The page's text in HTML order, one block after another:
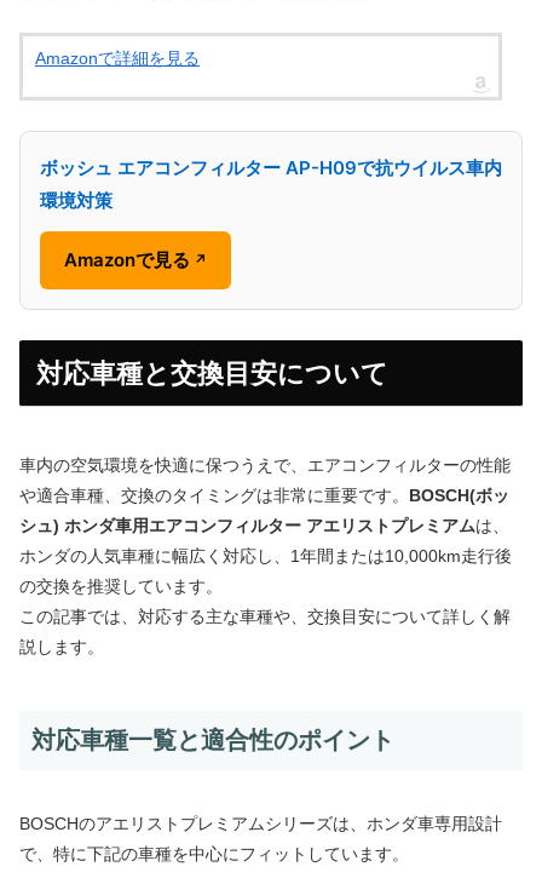
Amazonで詳細を見る
ボッシュ エアコンフィルター AP-H09で抗ウイルス車内
環境対策
Amazonで見る ↗
対応車種と交換目安について
車内の空気環境を快適に保つうえで、エアコンフィルターの性能
や適合車種、交換のタイミングは非常に重要です。 BOSCH(ボッ
シュ) ホンダ車用エアコンフィルター アエリストプレミアムは、
ホンダの人気車種に幅広く対応し、1年間または10,000km走行後
の交換を推奨しています。
この記事では、対応する主な車種や、交換目安について詳しく解
説します。
対応車種一覧と適合性のポイント
BOSCHのアエリストプレミアムシリーズは、ホンダ車専用設計
で、特に下記の車種を中心にフィットしています。